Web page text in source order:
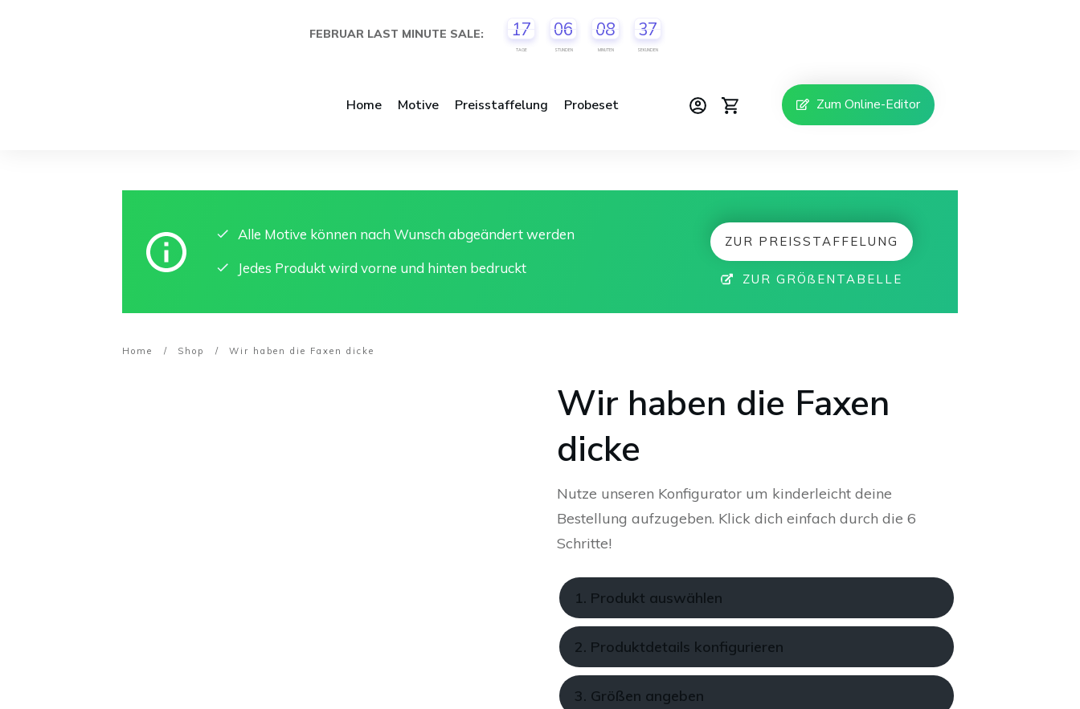
FEBRUAR LAST MINUTE SALE: 17
TAGE
06
STUNDEN
08
MINUTEN
37
SEKUNDEN
Home Motive Preisstaffelung Probeset Zum Online-Editor
Alle Motive können nach Wunsch abgeändert werden
Jedes Produkt wird vorne und hinten bedruckt
ZUR PREISSTAFFELUNG
ZUR GRÖßENTABELLE
Home / Shop / Wir haben die Faxen dicke
Wir haben die Faxen
dicke
Nutze unseren Konfigurator um kinderleicht deine
Bestellung aufzugeben. Klick dich einfach durch die 6
Schritte!
1. Produkt auswählen
2. Produktdetails konfigurieren
3. Größen angeben